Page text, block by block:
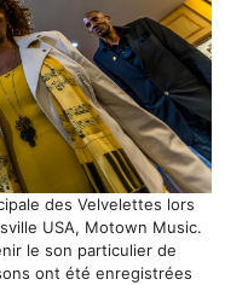
des Velvelettes lors
USA, Motown Music.
le son particulier de
ont été enregistrées